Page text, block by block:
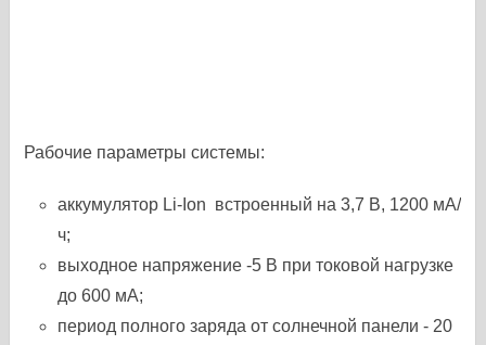
Рабочие параметры системы:
аккумулятор Li-Ion встроенный на 3,7 В, 1200 мА/
ч;
выходное напряжение -5 В при токовой нагрузке
до 600 мА;
период полного заряда от солнечной панели - 20